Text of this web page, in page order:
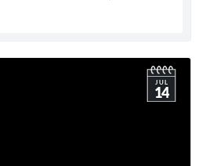
JUL
14